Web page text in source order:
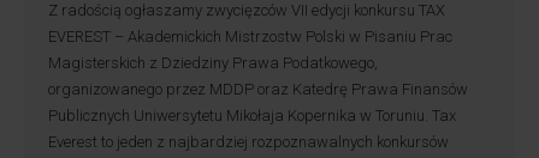
Z radością ogłaszamy zwycięzców VII edycji konkursu TAX
EVEREST – Akademickich Mistrzostw Polski w Pisaniu Prac
Magisterskich z Dziedziny Prawa Podatkowego,
organizowanego przez MDDP oraz Katedrę Prawa Finansów
Publicznych Uniwersytetu Mikołaja Kopernika w Toruniu. Tax
Everest to jeden z najbardziej rozpoznawalnych konkursów